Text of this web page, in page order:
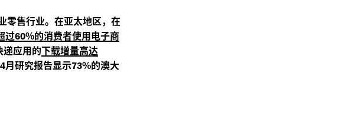
零售行业。在亚太地区，在
过60%的消费者使用电子商
应用的下载增量高达
4月研究报告显示73%的澳大